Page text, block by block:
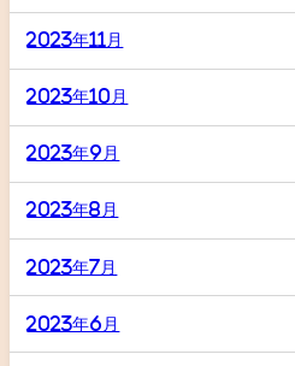
2023年11月
2023年10月
2023年9月
2023年8月
2023年7月
2023年6月